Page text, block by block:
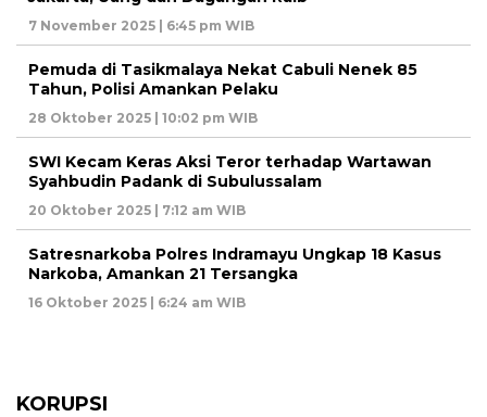
7 November 2025 | 6:45 pm WIB
Pemuda di Tasikmalaya Nekat Cabuli Nenek 85
Tahun, Polisi Amankan Pelaku
28 Oktober 2025 | 10:02 pm WIB
SWI Kecam Keras Aksi Teror terhadap Wartawan
Syahbudin Padank di Subulussalam
20 Oktober 2025 | 7:12 am WIB
Satresnarkoba Polres Indramayu Ungkap 18 Kasus
Narkoba, Amankan 21 Tersangka
16 Oktober 2025 | 6:24 am WIB
KORUPSI